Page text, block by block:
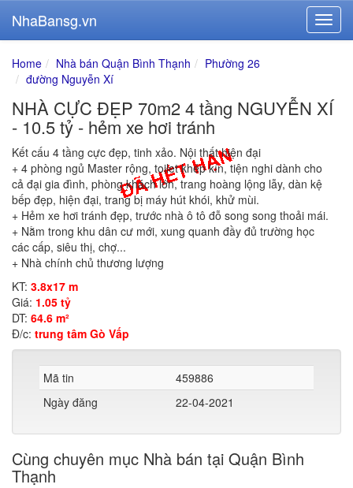
NhaBansg.vn
Home Nhà bán Quận Bình Thạnh
Phường 26
đường Nguyễn Xí
NHÀ CỰC ĐẸP 70m2 4 tầng NGUYỄN XÍ
- 10.5 tỷ - hẻm xe hơi tránh
Kết cấu 4 tầng cực đẹp, tinh xảo. Nội thất hiện đại
+ 4 phòng ngủ Master rộng, toilet khép kín, tiện nghi dành cho
cả đại gia đình, phòng khách lớn, trang hoàng lộng lẫy, dàn kệ
bếp đẹp, hiện đại, trang bị máy hút khói, khử mùi.
+ Hẻm xe hơi tránh đẹp, trước nhà ô tô đỗ song song thoải mái.
+ Nằm trong khu dân cư mới, xung quanh đầy đủ trường học
các cấp, siêu thị, chợ...
+ Nhà chính chủ thương lượng
KT: 3.8x17 m
Giá: 1.05 tỷ
DT: 64.6 m²
Đ/c: trung tâm Gò Vấp
Mã tin
459886
Ngày đăng
22-04-2021
Cùng chuyên mục Nhà bán tại Quận Bình
Thạnh